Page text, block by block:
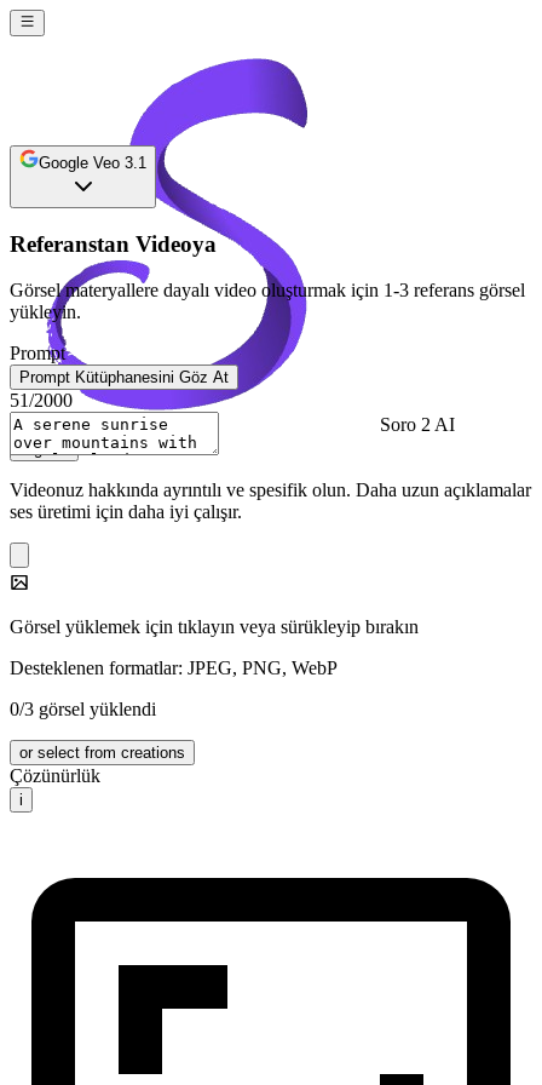
Soro 2 AI
Sign In
Google Veo 3.1
Referanstan Videoya
Görsel materyallere dayalı video oluşturmak için 1-3 referans görsel
yükleyin.
Prompt
Prompt Kütüphanesini Göz At
51/2000
Videonuz hakkında ayrıntılı ve spesifik olun. Daha uzun açıklamalar
ses üretimi için daha iyi çalışır.
Görsel yüklemek için tıklayın veya sürükleyip bırakın
Desteklenen formatlar: JPEG, PNG, WebP
0/3 görsel yüklendi
or select from creations
Çözünürlük
i